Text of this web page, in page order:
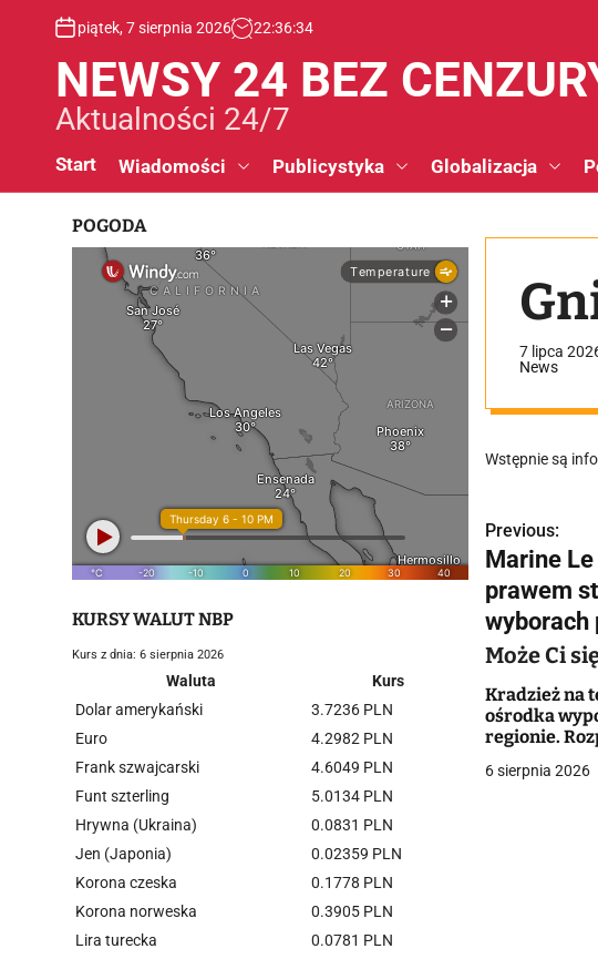
piątek, 7 sierpnia 2026 22:36:35
NEWSY 24 BEZ
Aktualności 24/7
Start Wiadomości Publicystyka Globalizacja
7 lipca
News
Wstępnie są
N
a
w
i
g
a
Previous:
Marine
prawem
wyborach
Może Ci
Kradzież na
ośrodka
regionie.
6 sierpnia 2026
POGODA
KURSY WALUT NBP
Kurs z dnia: 6 sierpnia 2026
Waluta
Kurs
Dolar amerykański
3.7236 PLN
Euro
4.2982 PLN
Frank szwajcarski
4.6049 PLN
Funt szterling
5.0134 PLN
Hrywna (Ukraina)
0.0831 PLN
Jen (Japonia)
0.02359 PLN
Korona czeska
0.1778 PLN
Korona norweska
0.3905 PLN
Lira turecka
0.0781 PLN